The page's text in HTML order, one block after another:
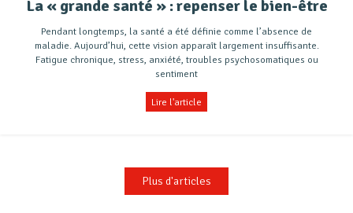
La « grande santé » : repenser le bien-être
Pendant longtemps, la santé a été définie comme l’absence de
maladie. Aujourd’hui, cette vision apparaît largement insuffisante.
Fatigue chronique, stress, anxiété, troubles psychosomatiques ou
sentiment
Lire l'article
Plus d'articles